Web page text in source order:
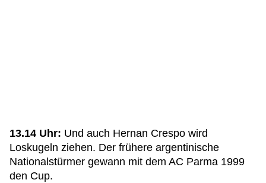
13.14 Uhr: Und auch Hernan Crespo wird
Loskugeln ziehen. Der frühere argentinische
Nationalstürmer gewann mit dem AC Parma 1999
den Cup.